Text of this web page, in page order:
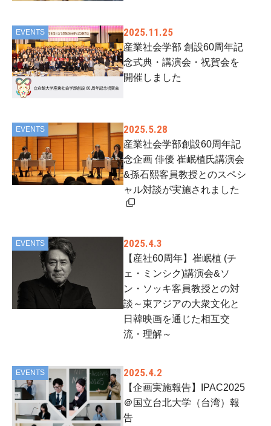
EVENTS 2025.11.25
産業社会学部 創設60周年記
念式典・講演会・祝賀会を
開催しました
EVENTS 2025.5.28
産業社会学部創設60周年記
念企画 俳優 崔岷植氏講演会
&孫石熙客員教授とのスペシ
ャル対談が実施されました
EVENTS 2025.4.3
【産社60周年】崔岷植 (チ
ェ・ミンシク)講演会&ソ
ン・ソッキ客員教授との対
談～東アジアの大衆文化と
日韓映画を通じた相互交
流・理解～
EVENTS 2025.4.2
【企画実施報告】IPAC2025
＠国立台北大学（台湾）報
告